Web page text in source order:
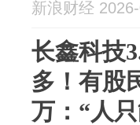
新浪财经
长鑫科技
多！有股
万：“人